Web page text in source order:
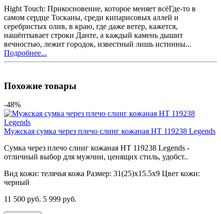
Hight Touch: Прикосновение, которое меняет всёГде-то в
самом сердце Тосканы, среди кипарисовых аллей и
серебристых олив, в краю, где даже ветер, кажется,
нашёптывает строки Данте, а каждый камень дышит
вечностью, лежит городок, известный лишь истинны...
Подробнее...
Похожие товары
-48%
Мужская сумка через плечо слинг кожаная HT 119238 Legends
Сумка через плечо слинг кожаная HT 119238 Legends -
отличный выбор для мужчин, ценящих стиль, удобст..
Вид кожи: телячья кожа Размер: 31(25)х15.5х9 Цвет кожи:
черный
11 500 руб. 5 999 руб.